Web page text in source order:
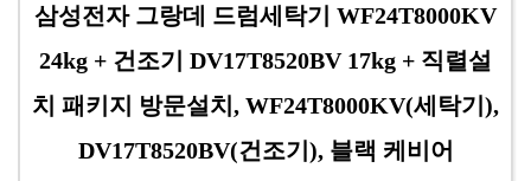
삼성전자 그랑데 드럼세탁기 WF24T8000KV
24kg + 건조기 DV17T8520BV 17kg + 직렬설
치 패키지 방문설치, WF24T8000KV(세탁기),
DV17T8520BV(건조기), 블랙 케비어